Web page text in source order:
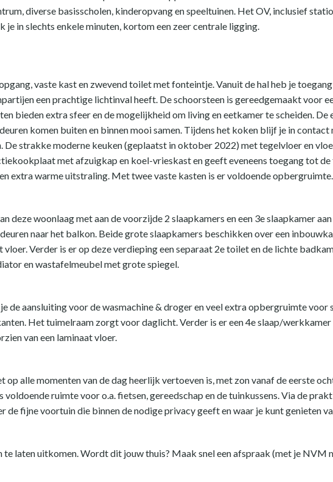
diverse basisscholen, kinderopvang en speeltuinen. Het OV, inclusief
je in slechts enkele minuten, kortom een zeer centrale ligging.
vaste kast en zwevend toilet met fonteintje. Vanuit de hal heb je
een prachtige lichtinval heeft. De schoorsteen is gereedgemaakt voor
bieden extra sfeer en de mogelijkheid om living en eetkamer te scheiden. De
komen buiten en binnen mooi samen. Tijdens het koken blijf je in contact
De strakke moderne keuken (geplaatst in oktober 2022) met tegelvloer en
met afzuigkap en koel-vrieskast en geeft eveneens toegang tot de
extra warme uitstraling. Met twee vaste kasten is er voldoende opbergruimte.
deze woonlaag met aan de voorzijde 2 slaapkamers en een 3e slaapkamer
naar het balkon. Beide grote slaapkamers beschikken over een
Verder is er op deze verdieping een separaat 2e toilet en de lichte
en wastafelmeubel met grote spiegel.
de aansluiting voor de wasmachine & droger en veel extra opbergruimte voor
Het tuimelraam zorgt voor daglicht. Verder is er een 4e slaap/
van een laminaat vloer.
alle momenten van de dag heerlijk vertoeven is, met zon vanaf de eerste
ruimte voor o.a. fietsen, gereedschap en de tuinkussens. Via de
de fijne voortuin die binnen de nodige privacy geeft en waar je kunt genieten
laten uitkomen. Wordt dit jouw thuis? Maak snel een afspraak (met je NVM